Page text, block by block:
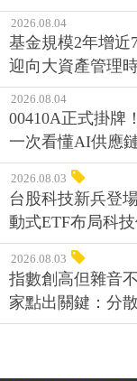
2026.08.04
基金規模2年增近
迎向大資產管理
2026.08.04
00410A正式掛牌
一次看懂AI供應
2026.08.03
台股科技新兵登
動式ETF布局科
2026.08.03
指數創高但雜音
家點出關鍵：分